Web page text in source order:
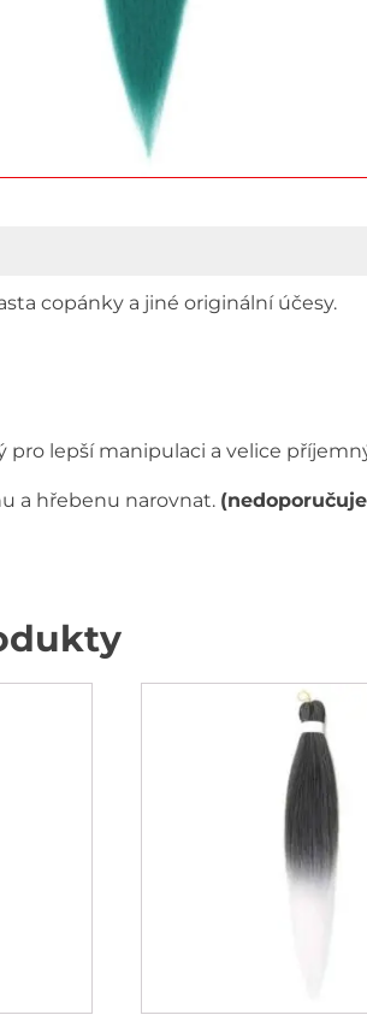
copánky a jiné originální účesy.
pro lepší manipulaci a velice
a hřebenu narovnat.